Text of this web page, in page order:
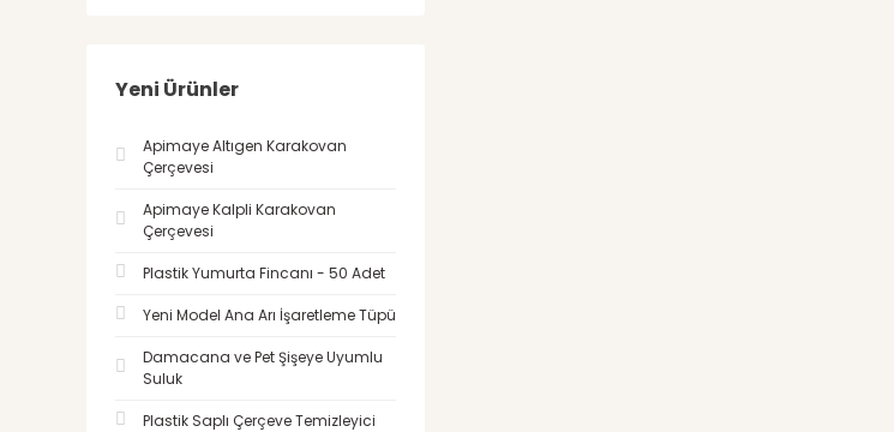
Yeni Ürünler
Apimaye Altıgen Karakovan
Çerçevesi
Apimaye Kalpli Karakovan
Çerçevesi
Plastik Yumurta Fincanı - 50 Adet
Yeni Model Ana Arı İşaretleme Tüpü
Damacana ve Pet Şişeye Uyumlu
Suluk
Plastik Saplı Çerçeve Temizleyici